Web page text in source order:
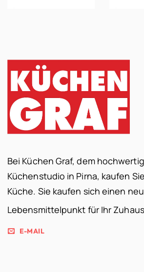
Bei Küchen Graf, dem
Küchenstudio in Pirna, kaufen
Küche. Sie kaufen sich einen
Lebensmittelpunkt für Ihr
E-MAIL